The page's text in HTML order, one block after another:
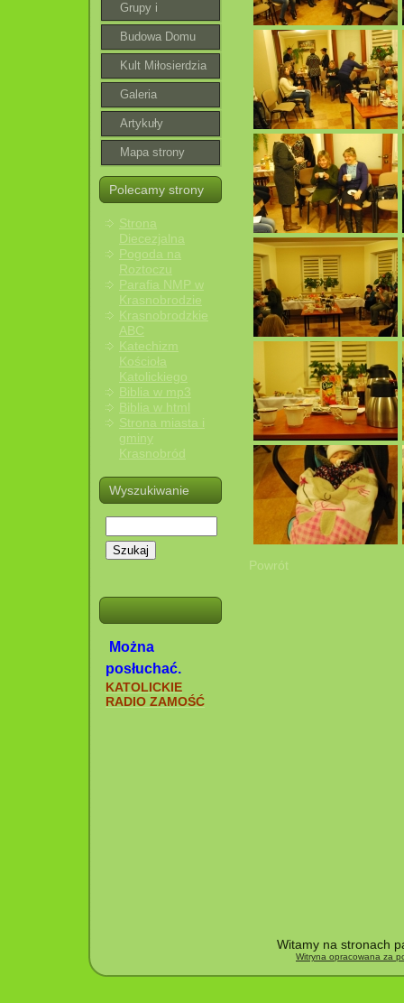
Grupy i
wspólnoty
Budowa Domu
Parafialnego
Kult Miłosierdzia
Bożego
Galeria
roztoczańska
Artykuły
Mapa strony
Polecamy strony
Strona
Diecezjalna
Pogoda na
Roztoczu
Parafia NMP w
Krasnobrodzie
Krasnobrodzkie
ABC
Katechizm
Kościoła
Katolickiego
Biblia w mp3
Biblia w html
Strona miasta i
gminy
Krasnobród
Wyszukiwanie
Szukaj
Można
posłuchać.
KATOLICKIE
RADIO ZAMOŚĆ
Powrót
Witamy na stronach
Witryna opracowana za